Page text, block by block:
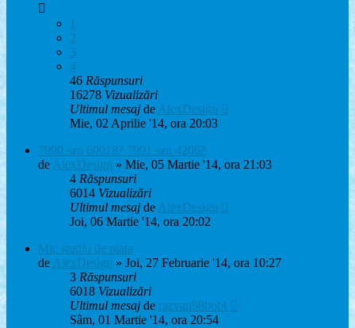
1
2
3
4
46 Răspunsuri
16278 Vizualizări
Ultimul mesaj de AlexDesign
Mie, 02 Aprilie '14, ora 20:03
7990 sau 60018? 7991 sau 4206?
de AlexDesign » Mie, 05 Martie '14, ora 21:03
4 Răspunsuri
6014 Vizualizări
Ultimul mesaj de AlexDesign
Joi, 06 Martie '14, ora 20:02
Mic studiu de piata
de AlexDesign » Joi, 27 Februarie '14, ora 10:27
3 Răspunsuri
6018 Vizualizări
Ultimul mesaj de razvan98bobi
Sâm, 01 Martie '14, ora 20:54